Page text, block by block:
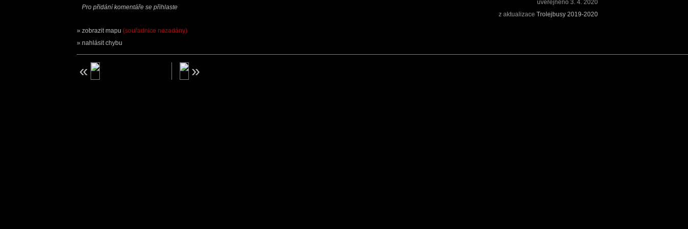
uveřejněno 3. 4. 2020
z aktualizace Trolejbusy 2019-2020
Pro přidání komentáře se přihlaste
zobrazit mapu (souřadnice nezadány)
nahlásit chybu